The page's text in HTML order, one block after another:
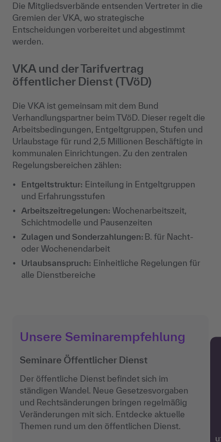
Die Mitgliedsverbände entsenden Vertreter in die
Gremien der VKA, wo strategische
Entscheidungen vorbereitet und abgestimmt
werden.
VKA und der Tarifvertrag
öffentlicher Dienst (TVöD)
Die VKA ist gemeinsam mit dem Bund
Verhandlungspartner beim TVöD. Dieser regelt die
Arbeitsbedingungen, Entgeltgruppen, Stufen und
Urlaubstage für rund 2,5 Millionen Beschäftigte in
kommunalen Einrichtungen. Zu den zentralen
Regelungsbereichen zählen:
Entgeltstruktur: Einteilung in Entgeltgruppen
und Erfahrungsstufen
Arbeitszeitregelungen: Wochenarbeitszeit,
Schichtmodelle und Pausenzeiten
Zulagen und Sonderzahlungen: B. für Nacht-
oder Wochenendarbeit
Urlaubsanspruch: Einheitliche Regelungen für
alle Dienstbereiche
Unsere Seminarempfehlung
Seminare Öffentlicher Dienst
Der öffentliche Dienst befindet sich im
ständigen Wandel. Neue Gesetzesvorgaben
und Rechtsänderungen bringen regelmäßig
Veränderungen mit sich. Entdecke aktuelle
Themen rund um den öffentlichen Dienst.